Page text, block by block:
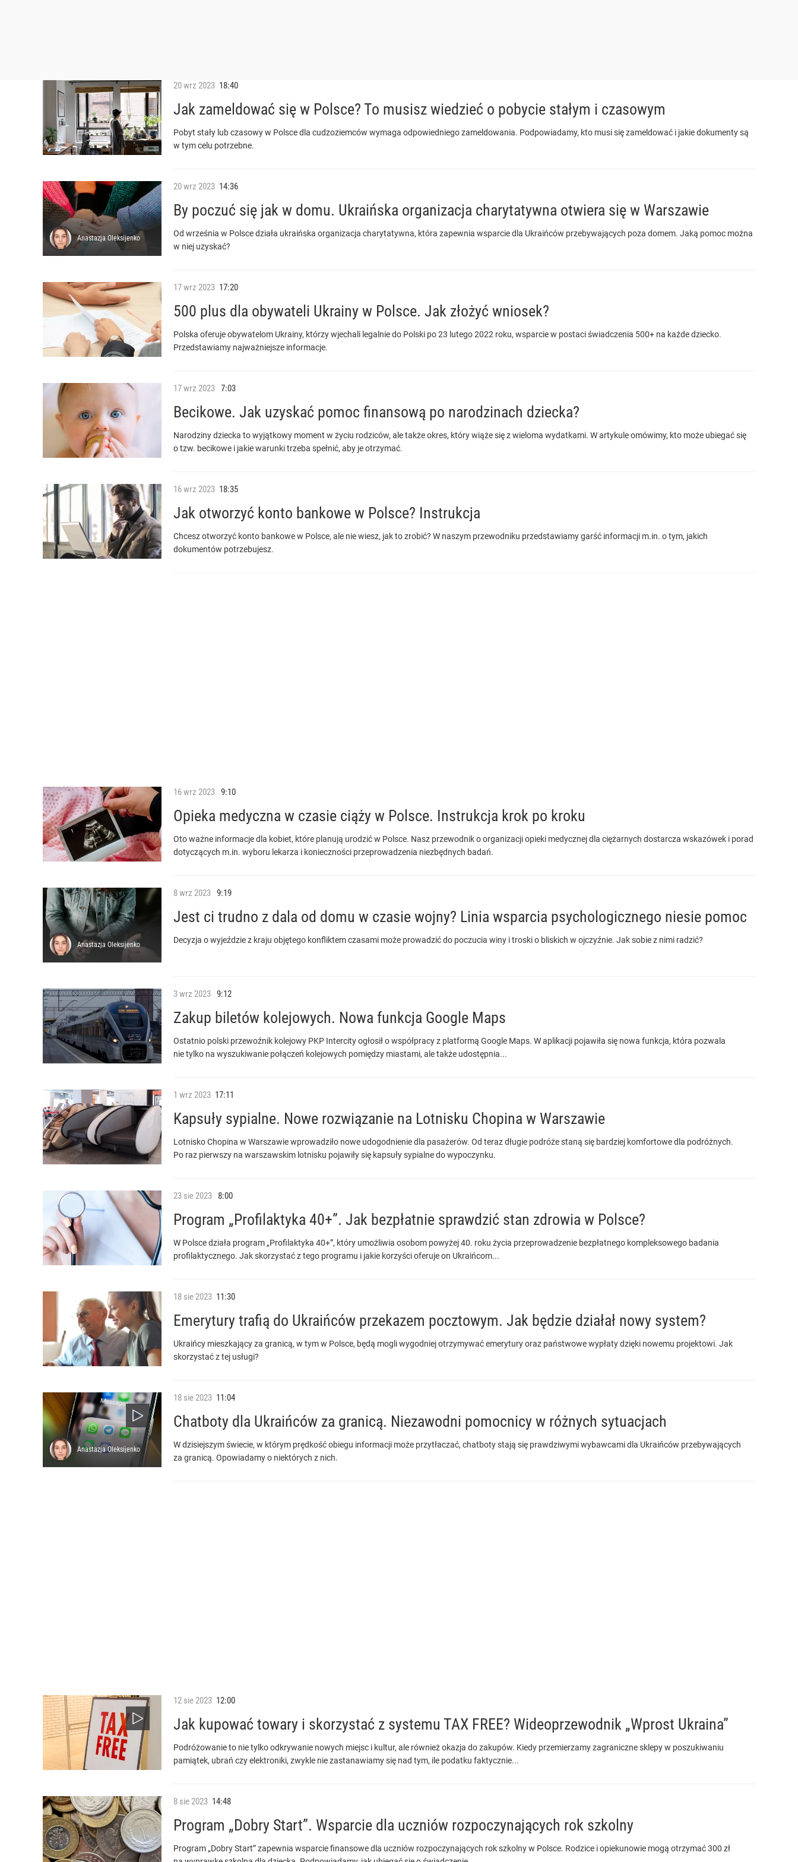
Jak zameldować się w Polsce? To musisz wiedzieć o pobycie stałym i czasowym
Pobyt stały lub czasowy w Polsce dla cudzoziemców wymaga odpowiedniego zameldowania. Podpowiadamy, kto musi się zameldować i jakie dokumenty są
w tym celu potrzebne.
20wrz 2023 18:40
Anastazja Oleksijenko
By poczuć się jak w domu. Ukraińska organizacja charytatywna otwiera się w Warszawie
Od września w Polsce działa ukraińska organizacja charytatywna, która zapewnia wsparcie dla Ukraińców przebywających poza domem. Jaką pomoc można
w niej uzyskać?
20wrz 2023 14:36
500 plus dla obywateli Ukrainy w Polsce. Jak złożyć wniosek?
Polska oferuje obywatelom Ukrainy, którzy wjechali legalnie do Polski po 23 lutego 2022 roku, wsparcie w postaci świadczenia 500+ na każde dziecko.
Przedstawiamy najważniejsze informacje.
17wrz 2023 17:20
Becikowe. Jak uzyskać pomoc finansową po narodzinach dziecka?
Narodziny dziecka to wyjątkowy moment w życiu rodziców, ale także okres, który wiąże się z wieloma wydatkami. W artykule omówimy, kto może ubiegać się
o tzw. becikowe i jakie warunki trzeba spełnić, aby je otrzymać.
17wrz 2023 7:03
Jak otworzyć konto bankowe w Polsce? Instrukcja
Chcesz otworzyć konto bankowe w Polsce, ale nie wiesz, jak to zrobić? W naszym przewodniku przedstawiamy garść informacji m.in. o tym, jakich
dokumentów potrzebujesz.
16wrz 2023 18:35
Opieka medyczna w czasie ciąży w Polsce. Instrukcja krok po kroku
Oto ważne informacje dla kobiet, które planują urodzić w Polsce. Nasz przewodnik o organizacji opieki medycznej dla ciężarnych dostarcza wskazówek i porad
dotyczących m.in. wyboru lekarza i konieczności przeprowadzenia niezbędnych badań.
16wrz 2023 9:10
Anastazja Oleksijenko
Jest ci trudno z dala od domu w czasie wojny? Linia wsparcia psychologicznego niesie pomoc
Decyzja o wyjeździe z kraju objętego konfliktem czasami może prowadzić do poczucia winy i troski o bliskich w ojczyźnie. Jak sobie z nimi radzić?
8wrz 2023 9:19
Zakup biletów kolejowych. Nowa funkcja Google Maps
Ostatnio polski przewoźnik kolejowy PKP Intercity ogłosił o współpracy z platformą Google Maps. W aplikacji pojawiła się nowa funkcja, która pozwala
nie tylko na wyszukiwanie połączeń kolejowych pomiędzy miastami, ale także udostępnia...
3wrz 2023 9:12
Kapsuły sypialne. Nowe rozwiązanie na Lotnisku Chopina w Warszawie
Lotnisko Chopina w Warszawie wprowadziło nowe udogodnienie dla pasażerów. Od teraz długie podróże staną się bardziej komfortowe dla podróżnych.
Po raz pierwszy na warszawskim lotnisku pojawiły się kapsuły sypialne do wypoczynku.
1 wrz 2023 17:11
Program „Profilaktyka 40+”. Jak bezpłatnie sprawdzić stan zdrowia w Polsce?
W Polsce działa program „Profilaktyka 40+”, który umożliwia osobom powyżej 40. roku życia przeprowadzenie bezpłatnego kompleksowego badania
profilaktycznego. Jak skorzystać z tego programu i jakie korzyści oferuje on Ukraińcom...
23 sie2023 8:00
Emerytury trafią do Ukraińców przekazem pocztowym. Jak będzie działał nowy system?
Ukraińcy mieszkający za granicą, w tym w Polsce, będą mogli wygodniej otrzymywać emerytury oraz państwowe wypłaty dzięki nowemu projektowi. Jak
skorzystać z tej usługi?
18 sie2023 11:30
Anastazja Oleksijenko
Chatboty dla Ukraińców za granicą. Niezawodni pomocnicy w różnych sytuacjach
W dzisiejszym świecie, w którym prędkość obiegu informacji może przytłaczać, chatboty stają się prawdziwymi wybawcami dla Ukraińców przebywających
za granicą. Opowiadamy o niektórych z nich.
18 sie2023 11:04
Jak kupować towary i skorzystać z systemu TAX FREE? Wideoprzewodnik „Wprost Ukraina”
Podróżowanie to nie tylko odkrywanie nowych miejsc i kultur, ale również okazja do zakupów. Kiedy przemierzamy zagraniczne sklepy w poszukiwaniu
pamiątek, ubrań czy elektroniki, zwykle nie zastanawiamy się nad tym, ile podatku faktycznie...
12 sie2023 12:00
Program „Dobry Start”. Wsparcie dla uczniów rozpoczynających rok szkolny
Program „Dobry Start” zapewnia wsparcie finansowe dla uczniów rozpoczynających rok szkolny w Polsce. Rodzice i opiekunowie mogą otrzymać 300 zł
8 sie2023 14:48